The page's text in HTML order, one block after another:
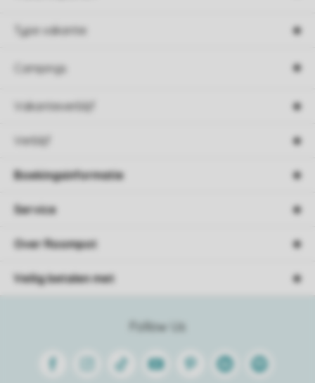
Type vakantie
Campings
Vakantieverblijf
Verblijf
Follow Us
FacebookInstagram
Tiktok Youtube PinterestLinkedinSpotify
Boekingsinformatie
Service
Over Roompot
Veilig betalen met